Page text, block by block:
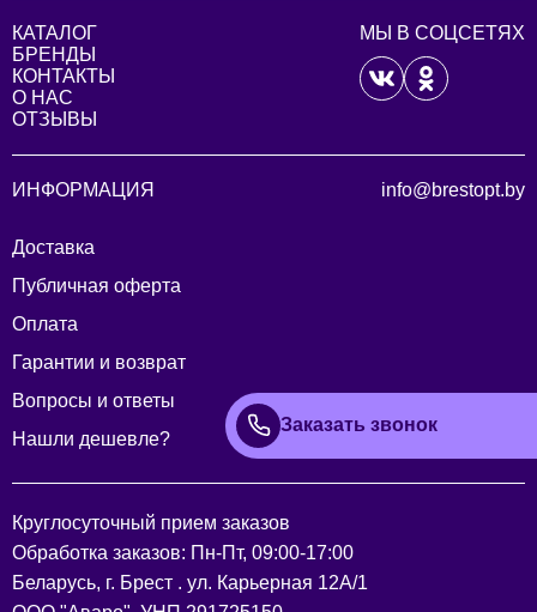
КАТАЛОГ
БРЕНДЫ
КОНТАКТЫ
О НАС
ОТЗЫВЫ
МЫ В СОЦСЕТЯХ
ИНФОРМАЦИЯ
Доставка
Публичная оферта
Оплата
Гарантии и возврат
Вопросы и ответы
Нашли дешевле?
info@brestopt.by
Заказать звонок
Круглосуточный прием заказов
Обработка заказов: Пн-Пт, 09:00-17:00
Беларусь, г. Брест . ул. Карьерная 12А/1